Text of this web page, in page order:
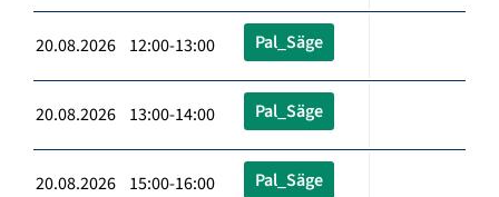
20.08.2026 12:00-13:00 Pal_Säge
20.08.2026 13:00-14:00 Pal_Säge
20.08.2026 15:00-16:00 Pal_Säge